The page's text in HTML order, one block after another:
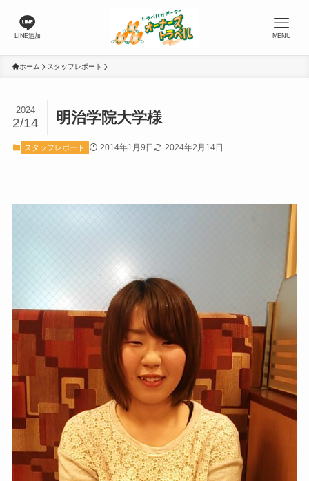
LINE追加 MENU
ホーム スタッフレポート
明治学院大学様
2024
2/14
スタッフレポート 2014年1月9日 2024年2月14日